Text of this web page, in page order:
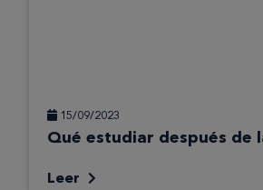
15/09/2023
Qué estudiar después de
Leer